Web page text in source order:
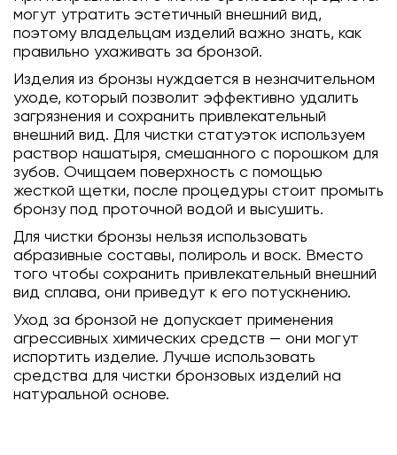
могут утратить эстетичный внешний вид,
поэтому владельцам изделий важно знать, как
правильно ухаживать за бронзой.
Изделия из бронзы нуждается в незначительном
уходе, который позволит эффективно удалить
загрязнения и сохранить привлекательный
внешний вид. Для чистки статуэток используем
раствор нашатыря, смешанного с порошком для
зубов. Очищаем поверхность с помощью
жесткой щетки, после процедуры стоит промыть
бронзу под проточной водой и высушить.
Для чистки бронзы нельзя использовать
абразивные составы, полироль и воск. Вместо
того чтобы сохранить привлекательный внешний
вид сплава, они приведут к его потускнению.
Уход за бронзой не допускает применения
агрессивных химических средств — они могут
испортить изделие. Лучше использовать
средства для чистки бронзовых изделий на
натуральной основе.